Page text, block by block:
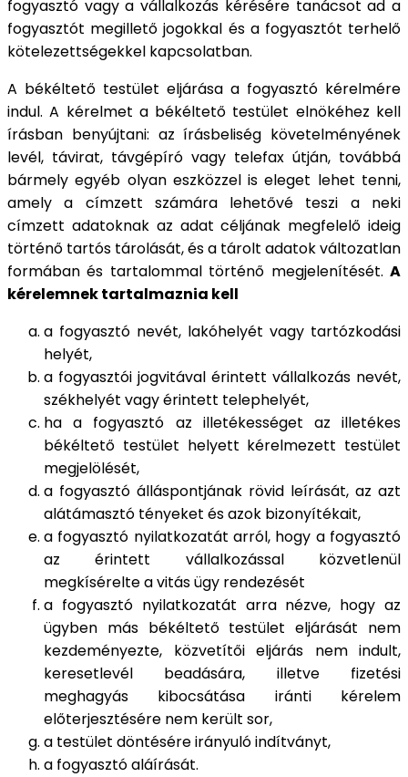
fogyasztó vagy a vállalkozás kérésére tanácsot ad a
fogyasztót megillető jogokkal és a fogyasztót terhelő
kötelezettségekkel kapcsolatban.
A békéltető testület eljárása a fogyasztó kérelmére
indul. A kérelmet a békéltető testület elnökéhez kell
írásban benyújtani: az írásbeliség követelményének
levél, távirat, távgépíró vagy telefax útján, továbbá
bármely egyéb olyan eszközzel is eleget lehet tenni,
amely a címzett számára lehetővé teszi a neki
címzett adatoknak az adat céljának megfelelő ideig
történő tartós tárolását, és a tárolt adatok változatlan
formában és tartalommal történő megjelenítését. A
kérelemnek tartalmaznia kell
a fogyasztó nevét, lakóhelyét vagy tartózkodási
helyét,
a fogyasztói jogvitával érintett vállalkozás nevét,
székhelyét vagy érintett telephelyét,
ha a fogyasztó az illetékességet az illetékes
békéltető testület helyett kérelmezett testület
megjelölését,
a fogyasztó álláspontjának rövid leírását, az azt
alátámasztó tényeket és azok bizonyítékait,
a fogyasztó nyilatkozatát arról, hogy a fogyasztó
az érintett vállalkozással közvetlenül
megkísérelte a vitás ügy rendezését
a fogyasztó nyilatkozatát arra nézve, hogy az
ügyben más békéltető testület eljárását nem
kezdeményezte, közvetítői eljárás nem indult,
keresetlevél beadására, illetve fizetési
meghagyás kibocsátása iránti kérelem
előterjesztésére nem került sor,
a testület döntésére irányuló indítványt,
a fogyasztó aláírását.